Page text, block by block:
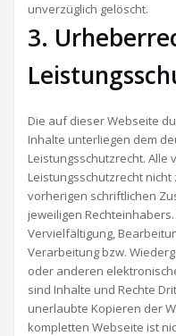
unverzüglich gelöscht.
3.
Die auf dieser Webseite
Inhalte unterliegen dem
Leistungsschutzrecht. Alle
Leistungsschutzrecht
vorherigen schriftlichen
jeweiligen
Vervielfältigung,
Verarbeitung bzw.
oder anderen
sind Inhalte und Rechte
unerlaubte Kopieren der
kompletten Webseite ist